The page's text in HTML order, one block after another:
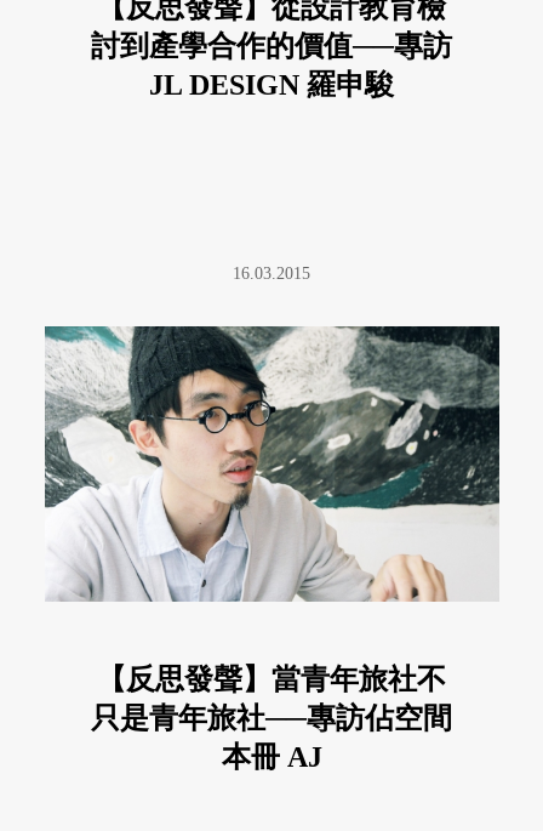
【反思發聲】從設計教育檢
討到產學合作的價值──專訪
JL DESIGN 羅申駿
16.03.2015
【反思發聲】當青年旅社不
只是青年旅社──專訪佔空間
本冊 AJ